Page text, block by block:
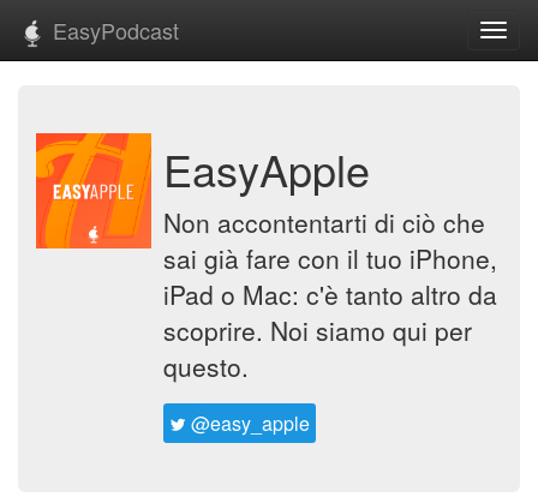
EasyPodcast
EasyApple
Non accontentarti di ciò che
sai già fare con il tuo iPhone,
iPad o Mac: c'è tanto altro da
scoprire. Noi siamo qui per
questo.
@easy_apple